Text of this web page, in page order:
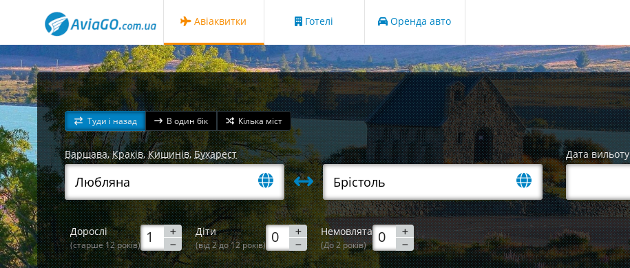
Авіаквитки Готелі Оренда авто
Туди і назад В один бік Кілька міст
Варшава,Краків,Кишинів,Бухарест Дата вильоту
Дорослі
(старше 12 років)
Діти
(від 2 до 12 років)
Немовлята
(До 2 років)